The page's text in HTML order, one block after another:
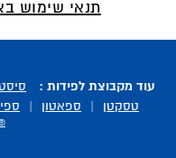
תנאי שימוש
עוד מקבוצת לפידות :
טסקטן
ספאטון